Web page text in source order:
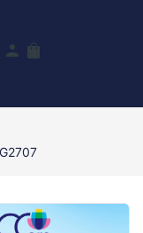
person shopping_bag